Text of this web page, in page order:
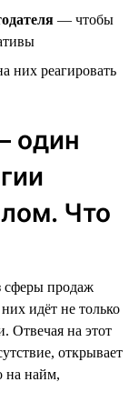
— чтобы
них реагировать
один
Что
сферы продаж
идёт не только
Отвечая на этот
открывает
на найм,